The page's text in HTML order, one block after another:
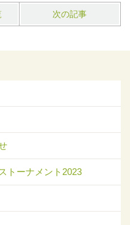
次の記事
トーナメント2023